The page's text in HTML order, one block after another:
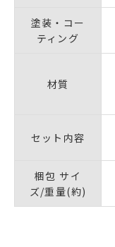
塗装・コー
ティング
材質
セット内容
梱包 サイ
ズ/重量(約)